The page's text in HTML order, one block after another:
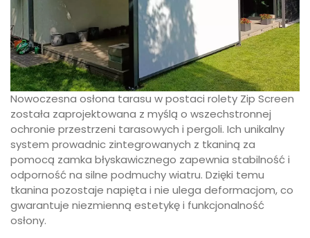
Nowoczesna osłona tarasu w postaci rolety Zip Screen
została zaprojektowana z myślą o wszechstronnej
ochronie przestrzeni tarasowych i pergoli. Ich unikalny
system prowadnic zintegrowanych z tkaniną za
pomocą zamka błyskawicznego zapewnia stabilność i
odporność na silne podmuchy wiatru. Dzięki temu
tkanina pozostaje napięta i nie ulega deformacjom, co
gwarantuje niezmienną estetykę i funkcjonalność
osłony.